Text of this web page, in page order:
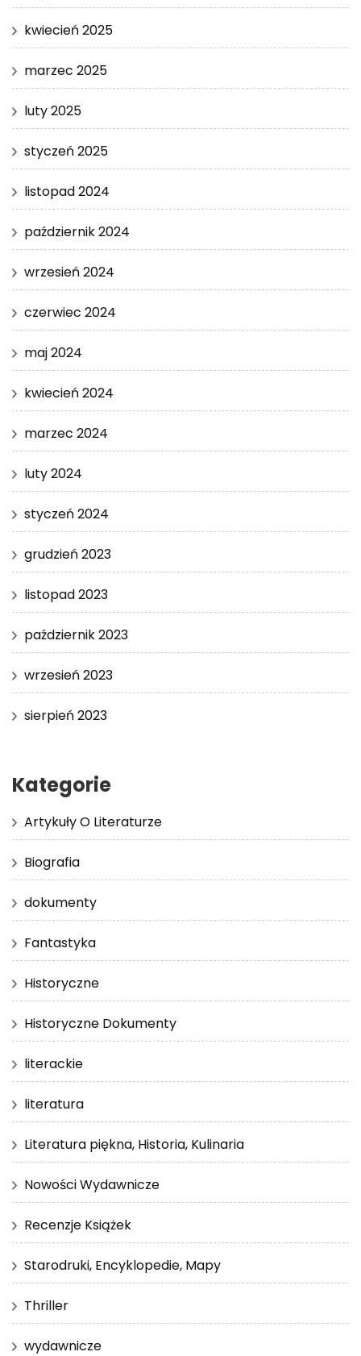
kwiecień 2025
marzec 2025
luty 2025
styczeń 2025
listopad 2024
październik 2024
wrzesień 2024
czerwiec 2024
maj 2024
kwiecień 2024
marzec 2024
luty 2024
styczeń 2024
grudzień 2023
listopad 2023
październik 2023
wrzesień 2023
sierpień 2023
Kategorie
Artykuły O Literaturze
Biografia
dokumenty
Fantastyka
Historyczne
Historyczne Dokumenty
literackie
literatura
Literatura piękna, Historia, Kulinaria
Nowości Wydawnicze
Recenzje Książek
Starodruki, Encyklopedie, Mapy
Thriller
wydawnicze